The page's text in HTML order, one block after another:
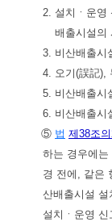
2. 설치ㆍ운영
배출시설의
3. 비산배출시
4. 오기(誤記),
5. 비산배출시
6. 비산배출시
⑤ 법 제38조
하는 경우에
경 전에, 같은
산배출시설
설치ㆍ운영